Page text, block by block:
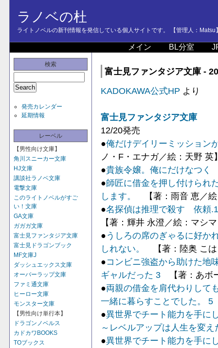
ラノベの杜
ライトノベルの新刊情報を発信している個人サイトです。 【管理人：Matsu
メイン BL分室
検索
発売カレンダー
延期情報
レーベル
【男性向け文庫】
角川スニーカー文庫
HJ文庫
講談社ラノベ文庫
電撃文庫
このライトノベルがすご
い！文庫
GA文庫
ガガガ文庫
富士見ファンタジア文庫
富士見ドラゴンブック
MF文庫J
ダッシュエックス文庫
オーバーラップ文庫
ファミ通文庫
ヒーロー文庫
モンスター文庫
【男性向け単行本】
ドラゴンノベルス
カドカワBOOKS
TOブックス
富士見ファンタジア文庫 -
KADOKAWA公式HP より
富士見ファンタジア文庫
12/20発売
●俺だけデイリーミッション
ノ・F・エナガ／絵：天野 英
●貴族令嬢。俺にだけなつく
●師匠に借金を押し付けられ
します。
【著：雨音 恵／
●名探偵は推理で殺す 依頼
【著：輝井 永澄／絵：マシ
●うしろの席のぎゃるに好
しれない。
【著：陸奥 こ
●コンビニ強盗から助けた地
ギャルだった 3 【著：あボ
●両親の借金を肩代わりして
一緒に暮らすことでした。 5
●異世界でチート能力を手
～レベルアップは人生を変え
●異世界でチート能力を手に